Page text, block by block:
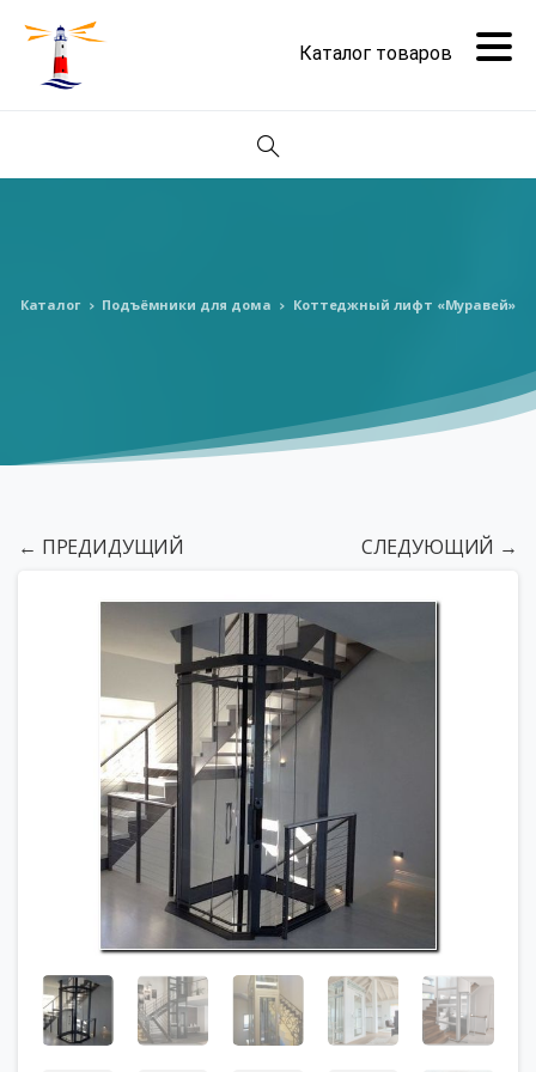
Поиск
Каталог Подъёмники для дома Коттеджный лифт «Муравей»
← ПРЕДИДУЩИЙ СЛЕДУЮЩИЙ →